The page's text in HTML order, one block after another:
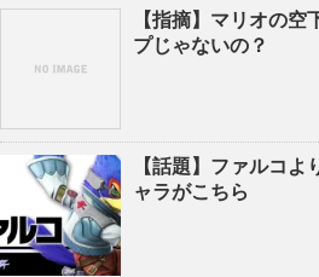
【指摘】マリオの空
プじゃないの？
【話題】ファルコ
ャラがこちら